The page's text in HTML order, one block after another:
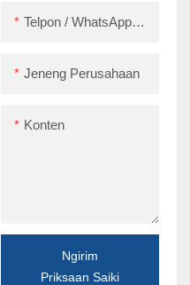
Telpon / WhatsApp / Skype
Jeneng Perusahaan
Konten
Ngirim
Priksaan Saiki